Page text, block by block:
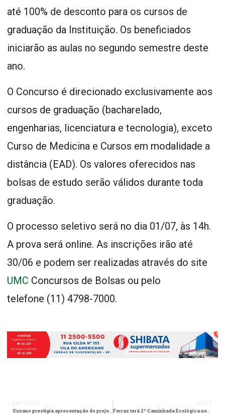
até 100% de desconto para os cursos de
graduação da Instituição. Os beneficiados
iniciarão as aulas no segundo semestre deste
ano.
O Concurso é direcionado exclusivamente aos
cursos de graduação (bacharelado,
engenharias, licenciatura e tecnologia), exceto
Curso de Medicina e Cursos em modalidade a
distância (EAD). Os valores oferecidos nas
bolsas de estudo serão válidos durante toda
graduação.
O processo seletivo será no dia 01/07, às 14h.
A prova será online. As inscrições irão até
30/06 e podem ser realizadas através do site
UMC Concursos de Bolsas ou pelo
telefone (11) 4798-7000.
Suzano prestigia apresentação do projeto ‘Desenvolve Mulher’ Ferraz terá 2ª Caminhada Ecológica neste sábado